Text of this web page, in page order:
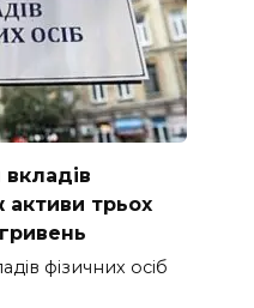
трьох
фізичних осіб